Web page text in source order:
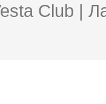
Club |